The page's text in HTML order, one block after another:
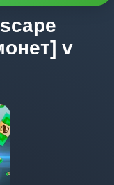
v